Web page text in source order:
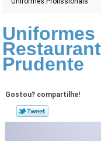
Prudente
Gostou? compartilhe!